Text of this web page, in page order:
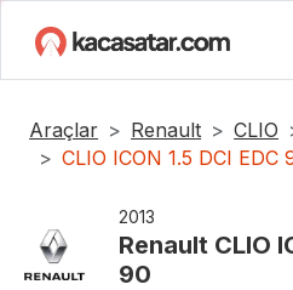
Araçlar Renault CLIO
CLIO ICON 1.5 DCI EDC
2013
Renault CLIO
90